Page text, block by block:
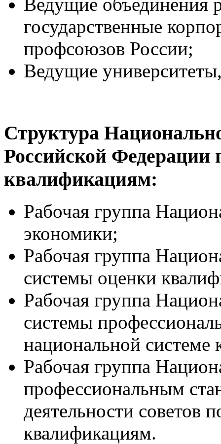
Ведущие объединения
государственные
профсоюзов России;
Ведущие
Структура
Российской
квалификациям:
Рабочая группа
экономики;
Рабочая группа
системы оценки
Рабочая группа
системы
национальной системе
Рабочая группа
профессиональным
деятельности советов
квалификациям.